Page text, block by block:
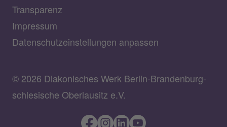
Transparenz
Impressum
Datenschutzeinstellungen anpassen
© 2026 Diakonisches Werk Berlin-Brandenburg-
schlesische Oberlausitz e.V.